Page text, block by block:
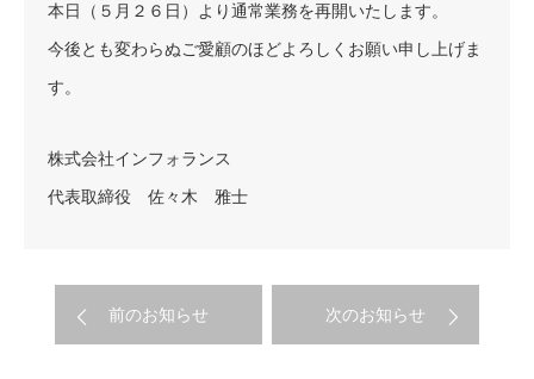
本日（５月２６日）より通常業務を再開いたします。
今後とも変わらぬご愛顧のほどよろしくお願い申し上げま
す。
株式会社インフォランス
代表取締役 佐々木 雅士
前のお知らせ 次のお知らせ